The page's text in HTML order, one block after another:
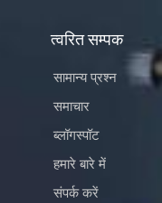
त्वरित सम्पक
सामान्य प्रश्न
समाचार
ब्लॉगस्पॉट
हमारे बारे में
संपर्क करें